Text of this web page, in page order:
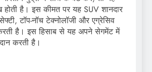
है। इस कीमत पर यह SUV शानदार
टॉप-नॉच टेक्नोलॉजी और एग्रेसिव
है। इस हिसाब से यह अपने सेगमेंट में
करती है।